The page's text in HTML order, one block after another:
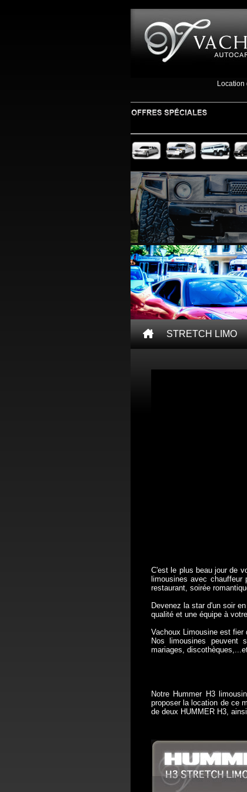
Location
STRETCH LIMO
C'est le plus beau jour de
limousines avec chauffeur
restaurant, soirée
Devenez la star d'un soir
qualité et une équipe à
Vachoux Limousine est fier
Nos limousines peuvent
mariages,
Notre Hummer H3
proposer la location de ce
de deux HUMMER H3,